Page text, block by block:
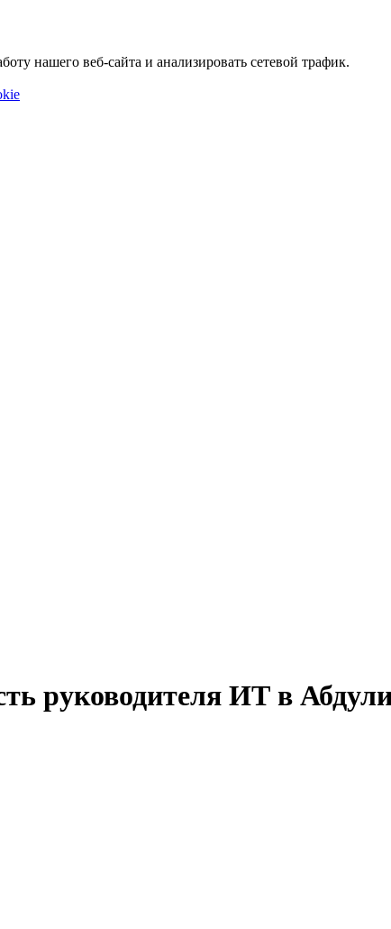
нашего веб-сайта и анализировать сетевой трафик.
руководителя ИТ в